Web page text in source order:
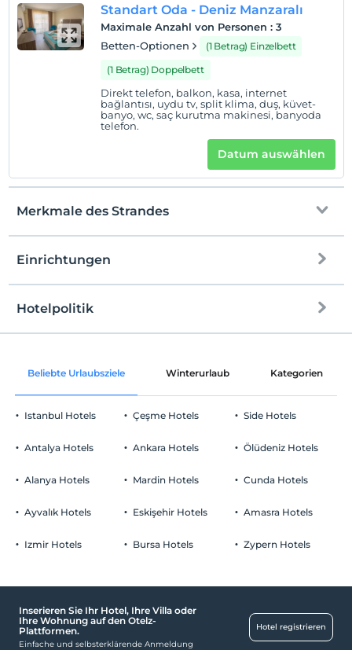
Hotelpolitik
Einchecken
Rauchen im Zimmer verboten
Kind(er)
Der Aufenthalt für Kleinkinder bis zum Alter von 2 ist
kostenlos.
1 Der Aufenthalt für Kind(er) unter dem Alter von 6
ist/sind pro Zimmer kostenlos
Standart Oda - Deniz Manzaralı
Maximale Anzahl von Personen : 3
Betten-Optionen
(1 Betrag) Einzelbett
(1 Betrag) Doppelbett
Direkt telefon, balkon, kasa, internet
bağlantısı, uydu tv, split klima, duş, küvet-
banyo, wc, saç kurutma makinesi, banyoda
telefon.
Datum auswählen
Merkmale des Strandes
Zum Strand
Sonnenliegen &amp; Sonnenschirme
Einrichtungen
Gemeinschaftsräume und einige Zimmer
Parken
Kostenlos Parkplatz, öffentlich
Arbeitsplätze
Fax- und Kopierservice
Hotelpolitik
Einchecken
Check-out
Vor 12:00
Haustiere
Rauchen
Der Aufenthalt für Kleinkinder bis zum Alter von 2 ist
Zimmer kostenlos
Beliebte Urlaubsziele Winterurlaub Kategorien
Istanbul Hotels
Antalya Hotels
Alanya Hotels
Ayvalık Hotels
Izmir Hotels
Çeşme Hotels
Ankara Hotels
Mardin Hotels
Eskişehir Hotels
Bursa Hotels
Side Hotels
Ölüdeniz Hotels
Cunda Hotels
Amasra Hotels
Zypern Hotels
Inserieren Sie Ihr Hotel, Ihre Villa oder
Ihre Wohnung auf den Otelz-
Plattformen.
Einfache und selbsterklärende Anmeldung
Hotel registrieren